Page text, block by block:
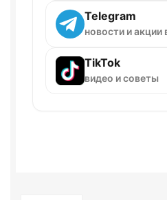
Telegram
новости и акции
TikTok
видео и советы